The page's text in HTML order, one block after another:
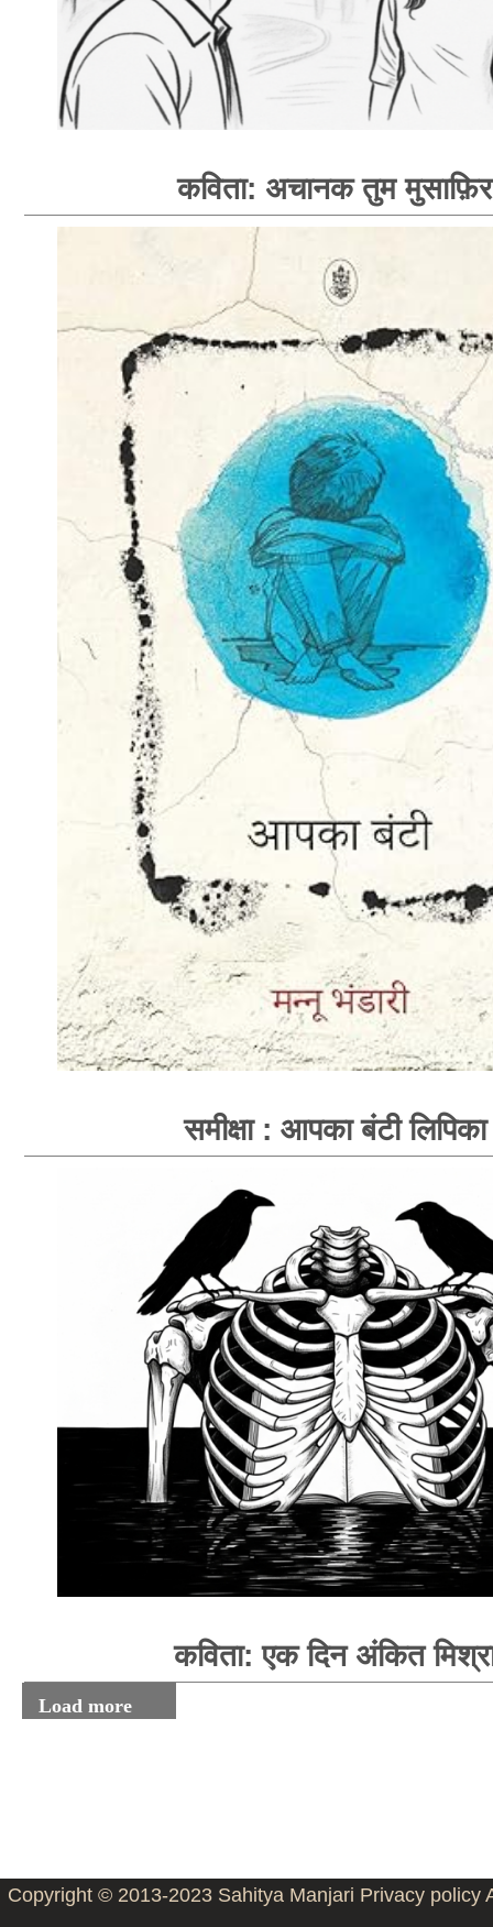
कविता: अचानक तुम मुसाफ़िर
समीक्षा : आपका बंटी लिपिका
कविता: एक दिन अंकित
Load more
Copyright © 2013-2023 Sahitya Manjari Privacy policy